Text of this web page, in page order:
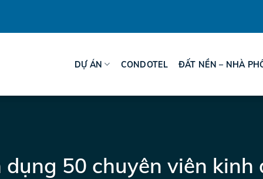
DỰ ÁN CONDOTEL ĐẤT NỀN – NHÀ
dụng 50 chuyên viên kinh